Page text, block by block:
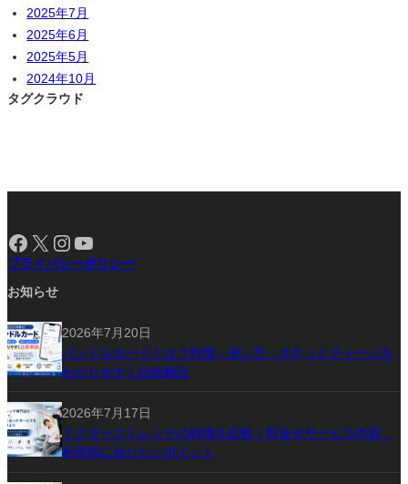
2025年7月
2025年6月
2025年5月
2024年10月
タグクラウド
Facebook X Instagram YouTube
プライバシーポリシー
お知らせ
2026年7月20日
バンドルカードとは？特徴・使い方・ポチっとチャージを
わかりやすく比較解説
2026年7月17日
ドクターストレッチの特徴を比較｜料金やサービス内容、
利用前に知りたいポイント